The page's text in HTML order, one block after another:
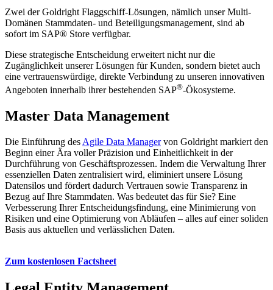
Zwei der Goldright Flaggschiff-Lösungen, nämlich unser Multi-
Domänen Stammdaten- und Beteiligungsmanagement, sind ab
sofort im SAP® Store verfügbar.
Diese strategische Entscheidung erweitert nicht nur die
Zugänglichkeit unserer Lösungen für Kunden, sondern bietet auch
eine vertrauenswürdige, direkte Verbindung zu unseren innovativen
Angeboten innerhalb ihrer bestehenden SAP®-Ökosysteme.
Master Data Management
Die Einführung des Agile Data Managervon Goldright markiert den
Beginn einer Ära voller Präzision und Einheitlichkeit in der
Durchführung von Geschäftsprozessen. Indem die Verwaltung Ihrer
essenziellen Daten zentralisiert wird, eliminiert unsere Lösung
Datensilos und fördert dadurch Vertrauen sowie Transparenz in
Bezug auf Ihre Stammdaten. Was bedeutet das für Sie? Eine
Verbesserung Ihrer Entscheidungsfindung, eine Minimierung von
Risiken und eine Optimierung von Abläufen – alles auf einer soliden
Basis aus aktuellen und verlässlichen Daten.
Zum kostenlosen Factsheet